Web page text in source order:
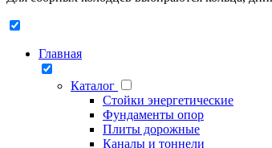
Главная
Каталог
Стойки энергетические
Фундаменты опор
Плиты дорожные
Каналы и тоннели